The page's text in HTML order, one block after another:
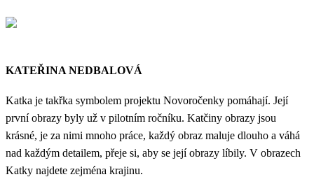
KATEŘINA NEDBALOVÁ
Katka je takřka symbolem projektu Novoročenky pomáhají. Její
první obrazy byly už v pilotním ročníku. Katčiny obrazy jsou
krásné, je za nimi mnoho práce, každý obraz maluje dlouho a váhá
nad každým detailem, přeje si, aby se její obrazy líbily. V obrazech
Katky najdete zejména krajinu.